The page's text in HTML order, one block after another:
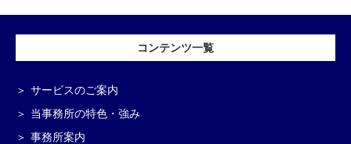
コンテンツ一覧
サービスのご案内
当事務所の特色・強み
事務所案内